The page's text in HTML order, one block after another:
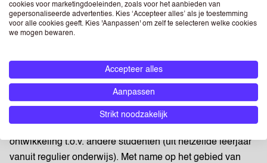
samenwerking zie ik vele kansen en ASA kan dit voor ons
structureren. Zo zijn we bijvoorbeeld ook op zoek naar
Resultaten so far?
"We plukken er nu al de vruchten van! We zien namelijk
dat onze Creative Future studenten al veel verder zijn qua
ontwikkeling t.o.v. andere studenten (uit hetzelfde leerjaar
vanuit regulier onderwijs). Met name op het gebied van
cookies voor marketingdoeleinden, zoals voor het aanbieden van
gepersonaliseerde advertenties. Kies ‘Accepteer alles’ als je toestemming
voor alle cookies geeft. Kies 'Aanpassen' om zelf te selecteren welke cookies
we mogen bewaren.
Accepteer alles
Aanpassen
Strikt noodzakelijk